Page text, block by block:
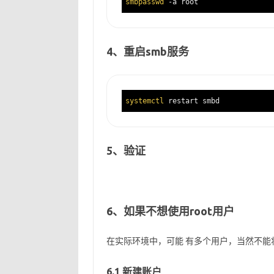
smbpasswd
4、重启smb服务
systemctl
5、验证
6、如果不想使用root用户
在实际环境中，可能 有多个用户，当然不能
6.1 新建账户